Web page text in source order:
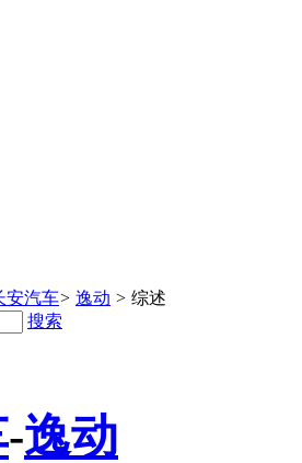
安汽车> 逸动 > 综述
搜索
-逸动